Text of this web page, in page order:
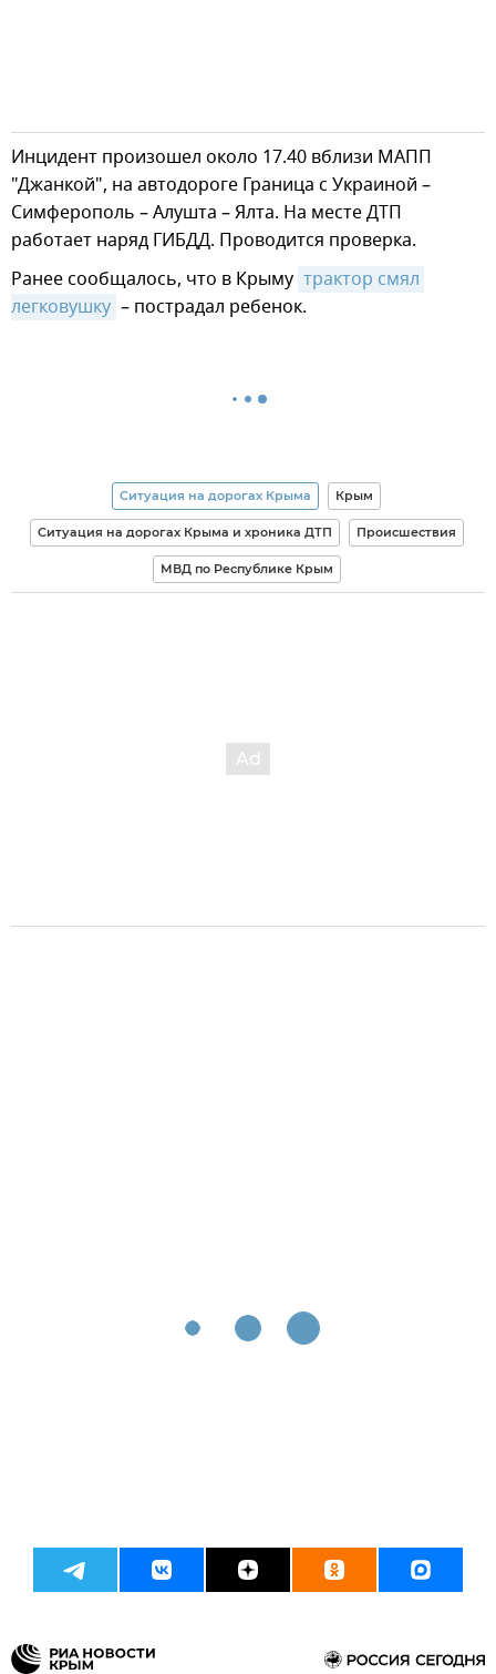
Инцидент произошел около 17.40 вблизи МАПП
"Джанкой", на автодороге Граница с Украиной –
Симферополь – Алушта – Ялта. На месте ДТП
работает наряд ГИБДД. Проводится проверка.
Ранее сообщалось, что в Крыму трактор смял
легковушку – пострадал ребенок.
Ситуация на дорогах Крыма Крым
Ситуация на дорогах Крыма и хроника ДТП Происшествия
МВД по Республике Крым